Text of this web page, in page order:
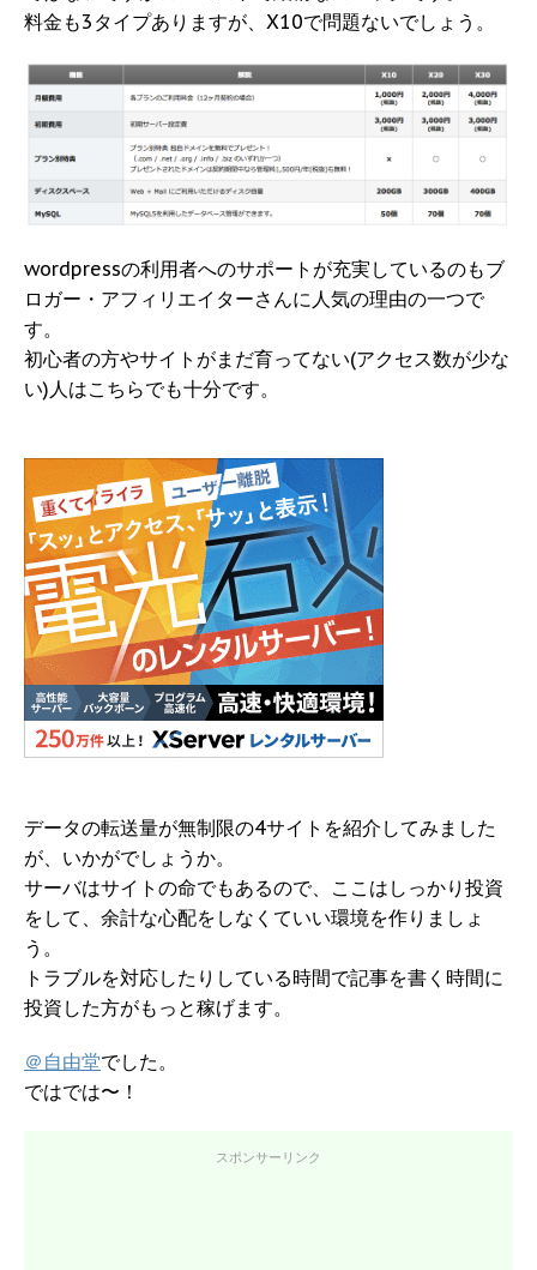
料金も3タイプありますが、X10で問題ないでしょう。
wordpressの利用者へのサポートが充実しているのもブ
ロガー・アフィリエイターさんに人気の理由の一つで
す。
初心者の方やサイトがまだ育ってない(アクセス数が少な
い)人はこちらでも十分です。
データの転送量が無制限の4サイトを紹介してみました
が、いかがでしょうか。
サーバはサイトの命でもあるので、ここはしっかり投資
をして、余計な心配をしなくていい環境を作りましょ
う。
トラブルを対応したりしている時間で記事を書く時間に
投資した方がもっと稼げます。
＠自由堂でした。
ではでは〜！
スポンサーリンク